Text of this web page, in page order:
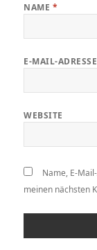
NAME *
E-MAIL-ADRESSE
WEBSITE
Name, E-
meinen nächsten